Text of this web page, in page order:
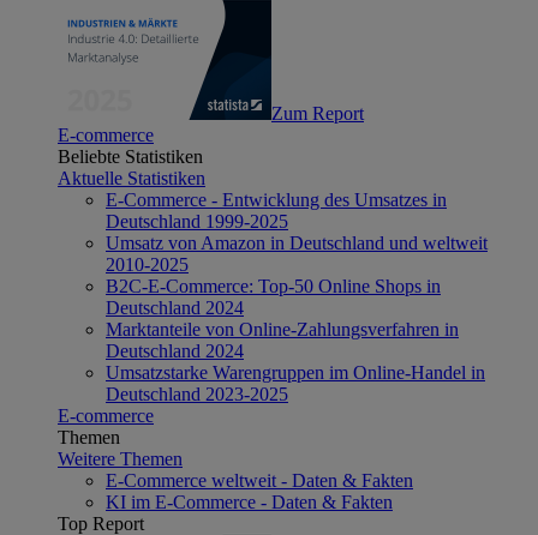
Zum Report
E-commerce
Beliebte Statistiken
Aktuelle Statistiken
E-Commerce - Entwicklung des Umsatzes in
Deutschland 1999-2025
Umsatz von Amazon in Deutschland und weltweit
2010-2025
B2C-E-Commerce: Top-50 Online Shops in
Deutschland 2024
Marktanteile von Online-Zahlungsverfahren in
Deutschland 2024
Umsatzstarke Warengruppen im Online-Handel in
Deutschland 2023-2025
E-commerce
Themen
Weitere Themen
E-Commerce weltweit - Daten & Fakten
KI im E-Commerce - Daten & Fakten
Top Report